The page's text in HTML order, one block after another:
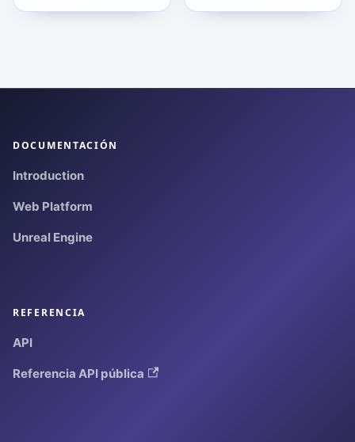
DOCUMENTACIÓN
Introduction
Web Platform
Unreal Engine
REFERENCIA
API
Referencia API pública